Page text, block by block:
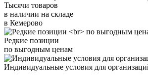
Тысячи товаров
в наличии на складе
в Кемерово
Редкие позиции
по выгодным ценам
Индивидуальные условия для